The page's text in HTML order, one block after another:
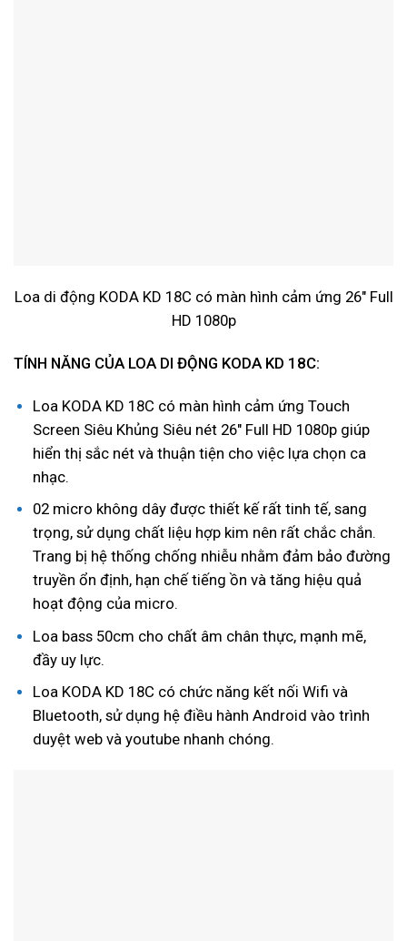
Loa di động KODA KD 18C có màn hình cảm ứng 26″ Full
HD 1080p
TÍNH NĂNG CỦA LOA DI ĐỘNG KODA KD 18C:
Loa KODA KD 18C có màn hình cảm ứng Touch
Screen Siêu Khủng Siêu nét 26″ Full HD 1080p giúp
hiển thị sắc nét và thuận tiện cho việc lựa chọn ca
nhạc.
02 micro không dây được thiết kế rất tinh tế, sang
trọng, sử dụng chất liệu hợp kim nên rất chắc chắn.
Trang bị hệ thống chống nhiễu nhằm đảm bảo đường
truyền ổn định, hạn chế tiếng ồn và tăng hiệu quả
hoạt động của micro.
Loa bass 50cm cho chất âm chân thực, mạnh mẽ,
đầy uy lực.
Loa KODA KD 18C có chức năng kết nối Wifi và
Bluetooth, sử dụng hệ điều hành Android vào trình
duyệt web và youtube nhanh chóng.